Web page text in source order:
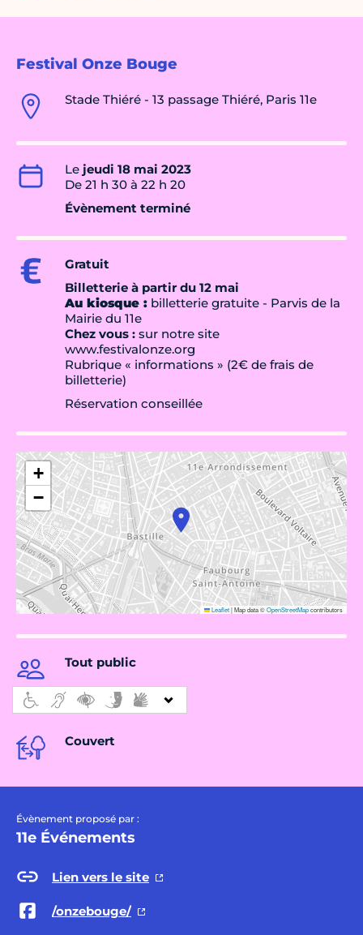
Festival Onze Bouge
Stade Thiéré - 13 passage Thiéré, Paris 11e
Le jeudi 18 mai 2023
De 21 h 30 à 22 h 20
Évènement terminé
Gratuit
Billetterie à partir du 12 mai
Au kiosque : billetterie gratuite - Parvis de la
Mairie du 11e
Chez vous : sur notre site
www.festivalonze.org
Rubrique « informations » (2€ de frais de
billetterie)
Réservation conseillée
+
−
Leaflet|Map data ©OpenStreetMapcontributors
Tout public
Couvert
Évènement proposé par :
11e Événements
Lien vers le site
/onzebouge/